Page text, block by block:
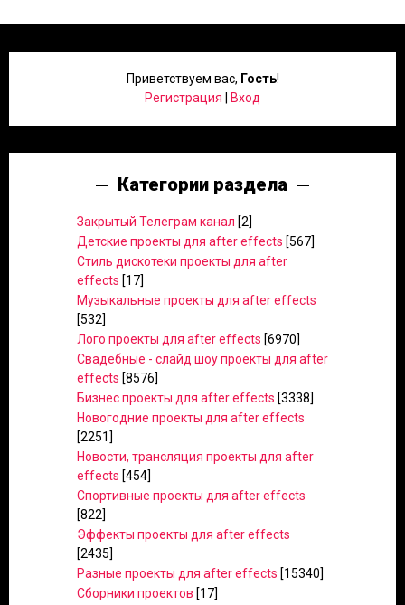
Приветствуем вас, Гость!
Регистрация
Вход
Категории раздела
Закрытый Телеграм канал [2]
Детские проекты для after effects [567]
Стиль дискотеки проекты для after
effects [17]
Музыкальные проекты для after effects
[532]
Лого проекты для after effects [6970]
Свадебные - слайд шоу проекты для after
effects [8576]
Бизнес проекты для after effects [3338]
Новогодние проекты для after effects
[2251]
Новости, трансляция проекты для after
effects [454]
Спортивные проекты для after effects
[822]
Эффекты проекты для after effects
[2435]
Разные проекты для after effects [15340]
Сборники проектов [17]